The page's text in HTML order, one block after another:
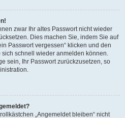
zwar Ihr altes Passwort nicht wieder
Dies machen Sie, indem Sie auf
Passwort vergessen“ klicken und den
schnell wieder anmelden können.
sein, Ihr Passwort zurückzusetzen, so
„Angemeldet bleiben“ nicht